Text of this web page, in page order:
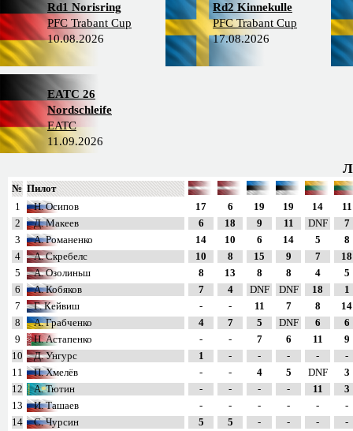
Rd1 Norisring
PFC Trabant Cup
10.08.2026
Rd2 Kinnekulle
PFC Trabant Cup
17.08.2026
EATC 26
Nordschleife
EATC
11.09.2026
№ Пилот
1 Н. Осипов 17 6 19 19 14
11
2 Д. Макеев 6 18 9 11 DNF
7
3 А. Романенко 14 10 6 14 5
8
4 А. Скребелс 10 8 15 9 7
18
5 А. Озолиньш 8 13 8 8 4
5
6 А. Кобяков 7 4 DNF DNF 18
1
7 Г. Кейвиш - - 11 7 8
14
8 А. Грабченко 4 7 5 DNF 6
6
9 Н. Астапенко - - 7 6 11
9
10 Д. Унгурс 1 - - - -
-
11 П. Хмелёв - - 4 5 DNF
3
12 А. Тютин - - - - 11
3
13 И. Ташаев - - - - -
-
14 С. Чурсин 5 5 - - -
-